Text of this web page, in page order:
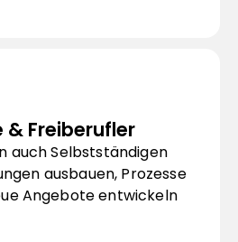
Freiberufler
auch Selbstständigen
ausbauen, Prozesse
Angebote entwickeln